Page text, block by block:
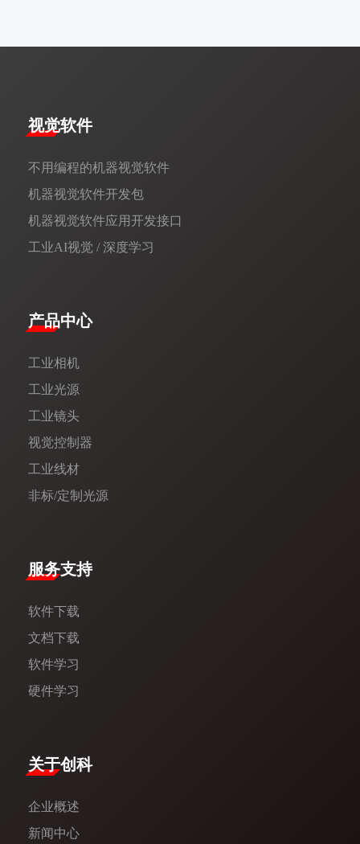
视觉软件
不用编程的机器视觉软件
机器视觉软件开发包
机器视觉软件应用开发接口
工业AI视觉 / 深度学习
产品中心
工业相机
工业光源
工业镜头
视觉控制器
工业线材
非标/定制光源
服务支持
软件下载
文档下载
软件学习
硬件学习
​关于创科​
企业概述
新闻中心​